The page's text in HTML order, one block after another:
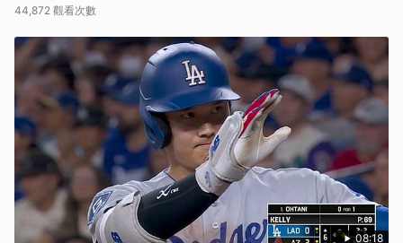
44,872 觀看次數
08:18